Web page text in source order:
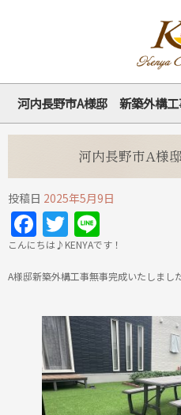
河内長野市A様邸 新築外構
河内長野市A様
投稿日 2025年5月9日
Facebook
Twitter
こんにちは♪KENYAです！
A様邸新築外構工事無事完成いたしまし